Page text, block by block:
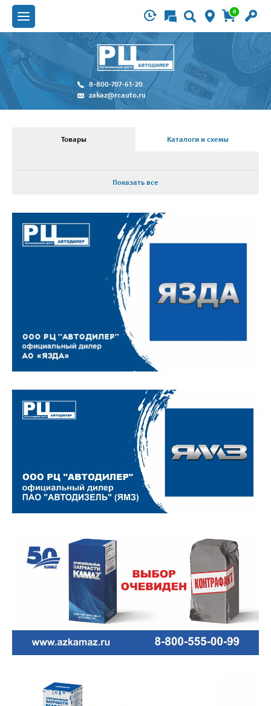
0
8-800-707-61-20
zakaz@rcauto.ru
Товары Каталоги и схемы
Показать все